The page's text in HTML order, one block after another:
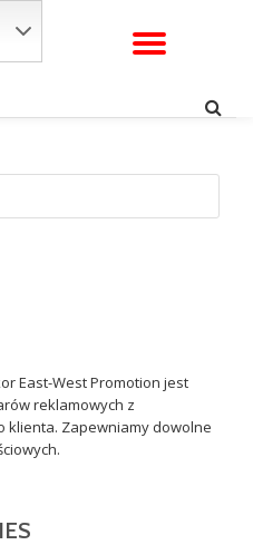
East-West Promotion jest
reklamowych z
klienta. Zapewniamy dowolne